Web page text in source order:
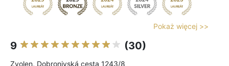
Pokaż więcej >>
9 (30)
Zvolen, Dobronivská cesta 1243/8